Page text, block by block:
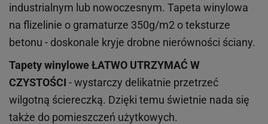
industrialnym lub nowoczesnym. Tapeta winylowa
na flizelinie o gramaturze 350g/m2 o teksturze
betonu - doskonale kryje drobne nierówności ściany.
Tapety winyloweŁATWO UTRZYMAĆ W
CZYSTOŚCI - wystarczy delikatnie przetrzeć
wilgotną ściereczką. Dzięki temu świetnie nada się
także do pomieszczeń użytkowych.